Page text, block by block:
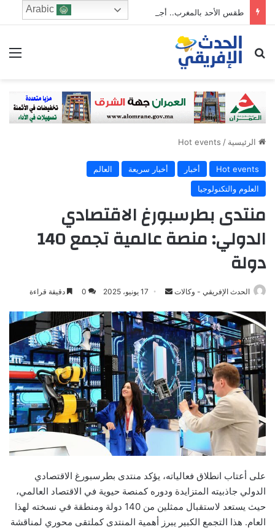
طقس الأحد بالمغرب.. أجواء حارة وزخات رعدية ورياح قوية بعدد من المناطق
ابحث عن
الرئيسية /
Hot events
Hot events أخبار أخبار سريعة
العالم
العلوم والتكنولوجيا
منتدى بطرسبورغ الاقتصادي
الدولي: منصة عالمية تجمع 140
دولة
الحدث الإفريقي - وكالات
n
d
a
e
m
a
17 يونيو، 2025 0 دقيقة قراءة
على أعتاب انطلاق فعالياته، يؤكد منتدى بطرسبورغ الاقتصادي
الدولي جاذبيته المتزايدة ودوره كمنصة حيوية في الاقتصاد العالمي،
حيث يستعد لاستقبال ممثلين من 140 دولة ومنطقة في نسخته لهذا
العام. هذا التجمع الكبير يبرز أهمية المنتدى كملتقى محوري لمناقشة
Arabic